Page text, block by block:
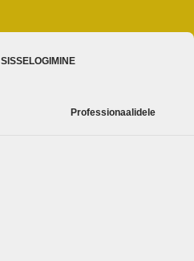
SISSELOGIMINE
Professionaalidele